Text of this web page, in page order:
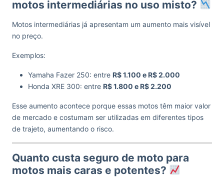
motos intermediárias no uso misto?
Motos intermediárias já apresentam um aumento mais visível
no preço.
Exemplos:
Yamaha Fazer 250: entre R$ 1.100 e R$ 2.000
Honda XRE 300: entre R$ 1.800 e R$ 2.200
Esse aumento acontece porque essas motos têm maior valor
de mercado e costumam ser utilizadas em diferentes tipos
de trajeto, aumentando o risco.
Quanto custa seguro de moto para
motos mais caras e potentes?